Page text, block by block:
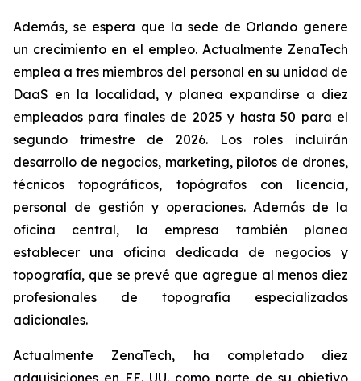
Además, se espera que la sede de Orlando genere
un crecimiento en el empleo. Actualmente ZenaTech
emplea a tres miembros del personal en su unidad de
DaaS en la localidad, y planea expandirse a diez
empleados para finales de 2025 y hasta 50 para el
segundo trimestre de 2026. Los roles incluirán
desarrollo de negocios, marketing, pilotos de drones,
técnicos topográficos, topógrafos con licencia,
personal de gestión y operaciones. Además de la
oficina central, la empresa también planea
establecer una oficina dedicada de negocios y
topografía, que se prevé que agregue al menos diez
profesionales de topografía especializados
adicionales.
Actualmente ZenaTech, ha completado diez
adquisiciones en EE. UU. como parte de su objetivo